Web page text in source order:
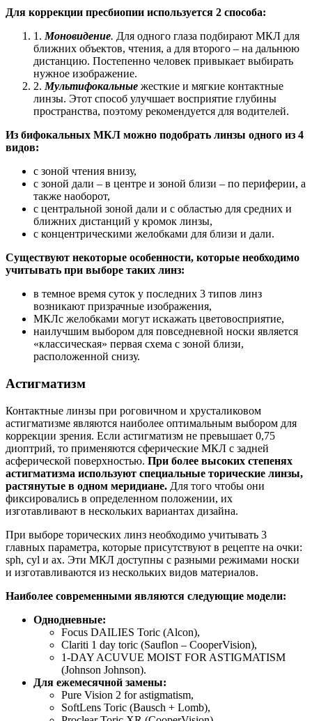
Для коррекции пресбиопии используется 2 способа:
1. Моновидение. Для одного глаза подбирают МКЛ для
ближних объектов, чтения, а для второго – на дальнюю
дистанцию. Постепенно человек привыкает выбирать
нужное изображение.
2. Мультифокальные жесткие и мягкие контактные
линзы. Этот способ улучшает восприятие глубины
пространства, поэтому рекомендуется для водителей.
Из бифокальных МКЛ можно подобрать линзы одного из 4
видов:
с зоной чтения внизу,
с зоной дали – в центре и зоной близи – по периферии, а
также наоборот,
с центральной зоной дали и с областью для средних и
ближних дистанций у кромок линзы,
с концентрическими желобками для близи и дали.
Существуют некоторые особенности, которые необходимо
учитывать при выборе таких линз:
в темное время суток у последних 3 типов линз
возникают призрачные изображения,
МКЛс желобками могут искажать цветовосприятие,
наилучшим выбором для повседневной носки является
«классическая» первая схема с зоной близи,
расположенной снизу.
Астигматизм
Контактные линзы при роговичном и хрусталиковом
астигматизме являются наиболее оптимальным выбором для
коррекции зрения. Если астигматизм не превышает 0,75
диоптрий, то применяются сферические МКЛ с задней
асферической поверхностью. При более высоких степенях
астигматизма используют специальные торические линзы,
растянутые в одном меридиане. Для того чтобы они
фиксировались в определенном положении, их
изготавливают в нескольких вариантах дизайна.
При выборе торических линз необходимо учитывать 3
главных параметра, которые присутствуют в рецепте на очки:
sph, cyl и ax. Эти МКЛ доступны с разными режимами носки
и изготавливаются из нескольких видов материалов.
Наиболее современными являются следующие модели:
Однодневные:
Focus DAILIES Toric (Alcon),
Clariti 1 day toric (Sauflon – CooperVision),
1-DAY ACUVUE MOIST FOR ASTIGMATISM
(Johnson Johnson).
Для ежемесячной замены:
Pure Vision 2 for astigmatism,
SoftLens Toric (Bausch + Lomb),